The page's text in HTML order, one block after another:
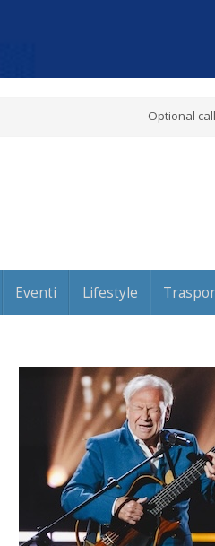
Optional
Eventi Lifestyle